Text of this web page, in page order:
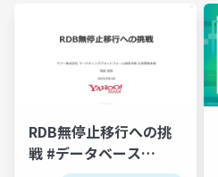
RDB無停止移行への挑
戦 #データベース